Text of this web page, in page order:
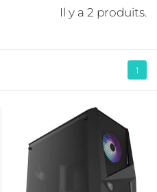
Il y a 2 produits.
1
D'ENVIES